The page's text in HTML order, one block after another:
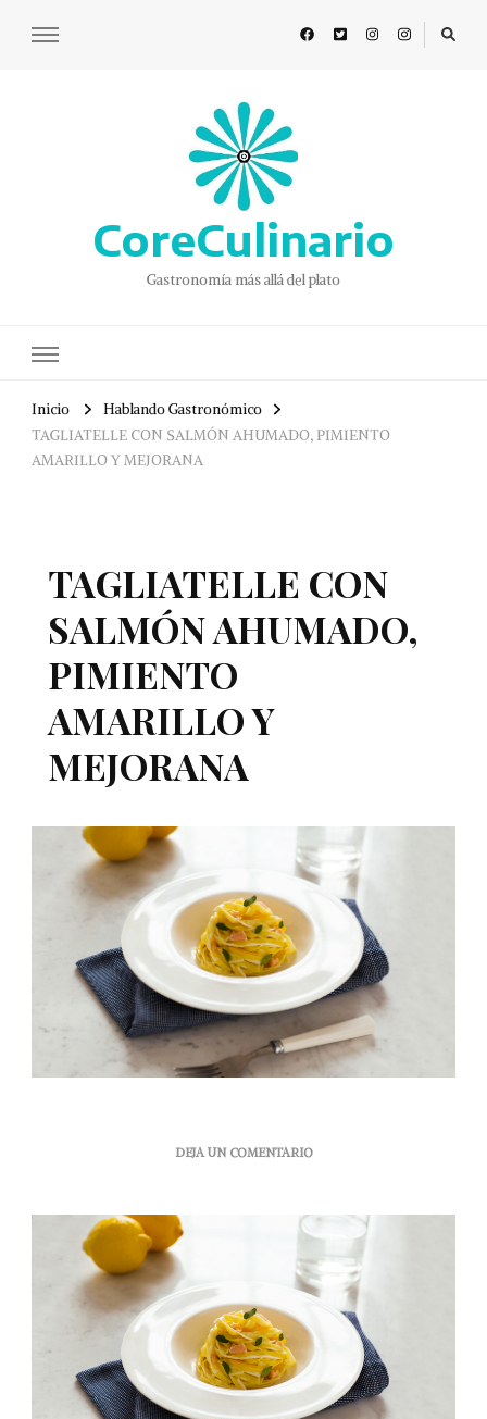
CoreCulinario
Gastronomía más allá del plato
Inicio
Hablando Gastronómico
TAGLIATELLE CON SALMÓN AHUMADO, PIMIENTO
AMARILLO Y MEJORANA
TAGLIATELLE CON
SALMÓN AHUMADO,
PIMIENTO
AMARILLO Y
MEJORANA
DEJA UN COMENTARIOEN
SALMÓN
AHUMADO,
PIMIENTO
AMARILLO
Y
MEJORANA